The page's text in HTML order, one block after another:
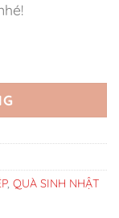
, QUÀ SINH NHẬT